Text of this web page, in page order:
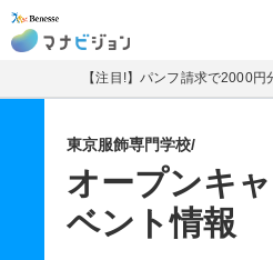
マナビジョン
【注目!】パンフ請求で2000
東京服飾専門学校/
オープンキ
ベント情報